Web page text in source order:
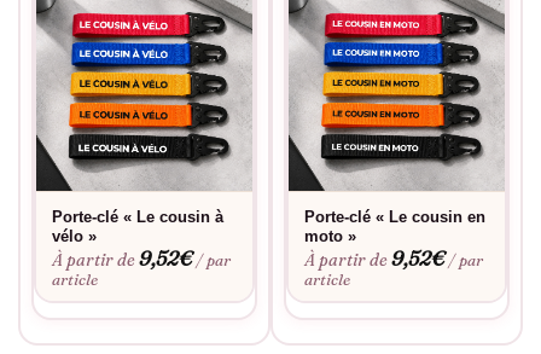
Porte-clé « Le cousin à
vélo »
À partir de9,52€ / par
article
Porte-clé « Le cousin en
moto »
À partir de9,52€ / par
article